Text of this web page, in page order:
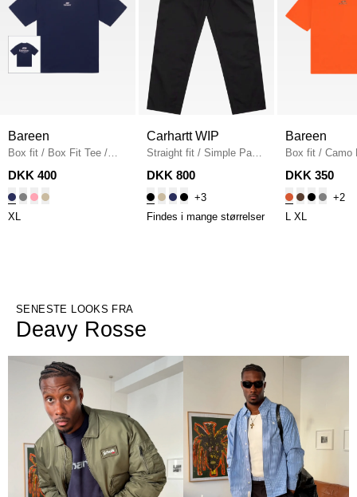
Bareen
Box fit / Box Fit Tee /
NAVY
DKK 400
XL
Carhartt WIP
Straight fit / Simple Pant
I020075 / BLACK
DKK 800
+3
Findes i mange størrelser
Bareen
Box fit / Camo
Fit T-shirt /
DKK 350
+2
L XL
SENESTE LOOKS FRA
Deavy Rosse